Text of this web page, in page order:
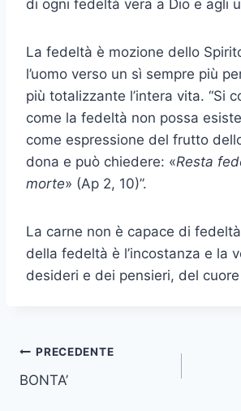
di ogni fedeltà vera a Dio e agli
La fedeltà è mozione dello
l’uomo verso un sì sempre più
più totalizzante l’intera vita. “Si
come la fedeltà non possa
come espressione del frutto
dona e può chiedere: «Resta
morte» (Ap 2, 10)”.
La carne non è capace di
della fedeltà è l’incostanza e la
desideri e dei pensieri, del
PRECEDENTE
BONTA’